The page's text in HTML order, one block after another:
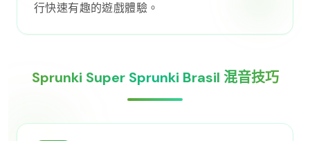
行快速有趣的遊戲體驗。
Sprunki Super Sprunki Brasil 混音技巧